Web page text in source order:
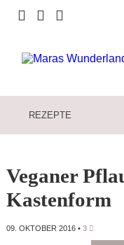
REZEPTE
Veganer
Kastenform
09. OKTOBER 2016• 3